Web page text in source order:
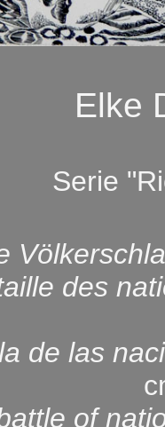
Elke
Serie
des
de las
of